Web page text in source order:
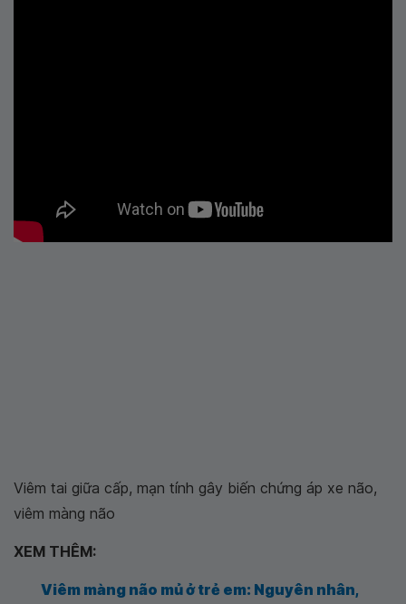
Viêm tai giữa cấp, mạn tính gây biến chứng áp xe não,
viêm màng não
XEM THÊM:
Viêm màng não mủ ở trẻ em: Nguyên nhân,